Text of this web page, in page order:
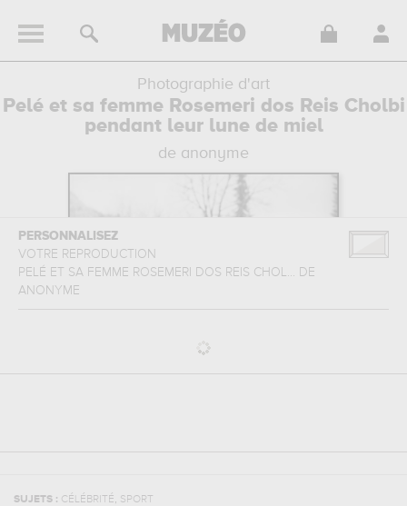
Photographie d'art
Pelé et sa femme Rosemeri dos Reis Cholbi
pendant leur lune de miel
de anonyme
PERSONNALISEZ
VOTRE REPRODUCTION
PELÉ ET SA FEMME ROSEMERI DOS REIS CHOL... DE
ANONYME
SUJETS : CÉLÉBRITÉ, SPORT